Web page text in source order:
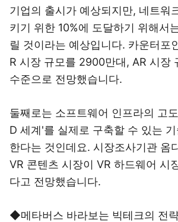
기업의 출시가 예상되지만, 네트워
키기 위한 10%에 도달하기 위해서
릴 것이라는 예상입니다. 카운터포
R 시장 규모를 2900만대, AR 시장
수준으로 전망했습니다.
둘째로는 소프트웨어 인프라의 고
D 세계'를 실제로 구축할 수 있는
한다는 것인데요. 시장조사기관 옴
VR 콘텐츠 시장이 VR 하드웨어 시
다고 전망했습니다.
◆메타버스 바라보는 빅테크의 전